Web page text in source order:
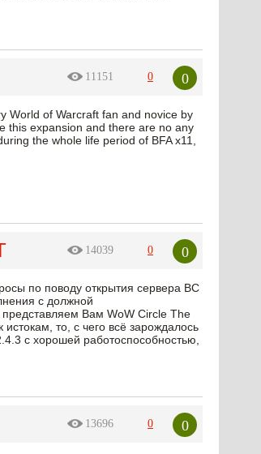
11151 0 0
World of Warcraft fan and novice by
this expansion and there are no any
the whole life period of BFA x11,
14039 0 0
по поводу открытия сервера BC
с должной
Вам WoW Circle The
то, с чего всё зарождалось
с хорошей работоспособностью,
13696 0 0